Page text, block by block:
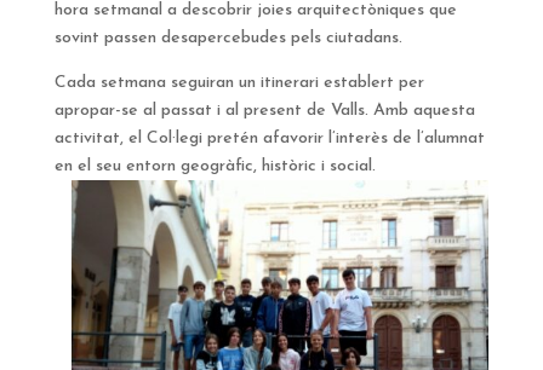
hora setmanal a descobrir joies arquitectòniques que
sovint passen desapercebudes pels ciutadans.
Cada setmana seguiran un itinerari establert per
apropar-se al passat i al present de Valls. Amb aquesta
activitat, el Col·legi pretén afavorir l’interès de l’alumnat
en el seu entorn geogràfic, històric i social.